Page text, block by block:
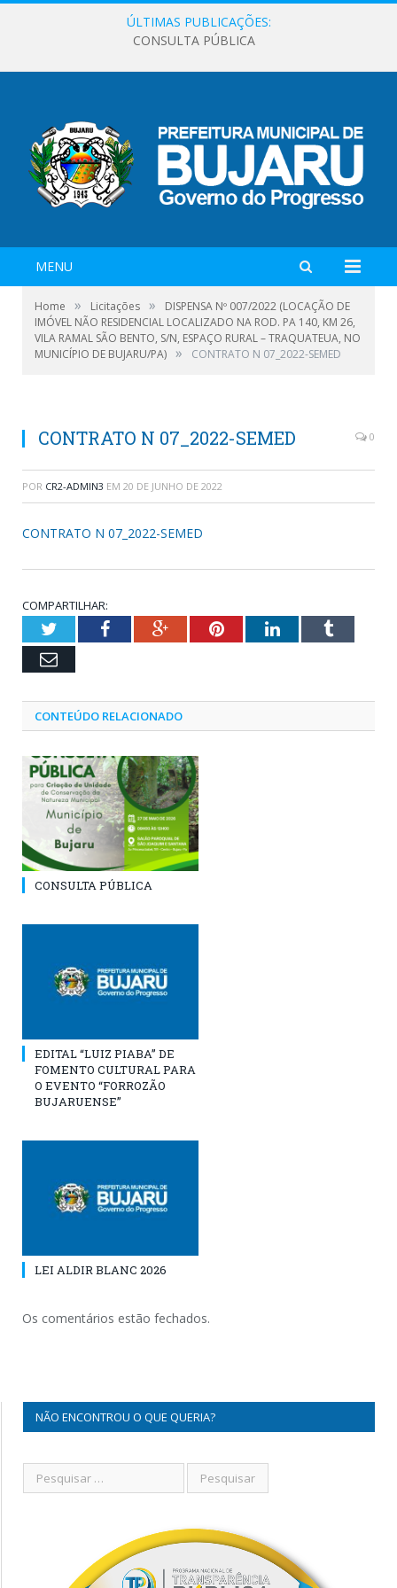
ÚLTIMAS PUBLICAÇÕES:
CONSULTA PÚBLICA
MENU
Home » Licitações »
DISPENSA Nº 007/2022 (LOCAÇÃO DE
IMÓVEL NÃO RESIDENCIAL LOCALIZADO NA ROD. PA 140, KM 26,
VILA RAMAL SÃO BENTO, S/N, ESPAÇO RURAL – TRAQUATEUA, NO
MUNICÍPIO DE BUJARU/PA) » CONTRATO N 07_2022-SEMED
CONTRATO N 07_2022-SEMED 0
POR CR2-ADMIN3 EM 20 DE JUNHO DE 2022
CONTRATO N 07_2022-SEMED
COMPARTILHAR:
TwitterFacebookGoogle+PinterestLinkedInTumblr
Email
CONTEÚDO RELACIONADO
CONSULTA PÚBLICA
EDITAL “LUIZ PIABA” DE
FOMENTO CULTURAL PARA
O EVENTO “FORROZÃO
BUJARUENSE”
LEI ALDIR BLANC 2026
Os comentários estão fechados.
NÃO ENCONTROU O QUE QUERIA?